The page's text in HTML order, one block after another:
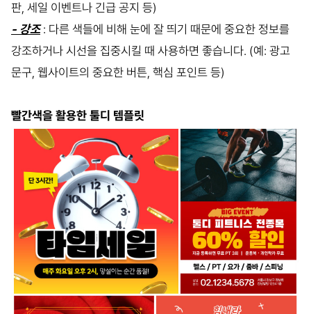
판, 세일 이벤트나 긴급 공지 등)
- 강조: 다른 색들에 비해 눈에 잘 띄기 때문에 중요한 정보를
강조하거나 시선을 집중시킬 때 사용하면 좋습니다. (예: 광고
문구, 웹사이트의 중요한 버튼, 핵심 포인트 등)
빨간색을 활용한 툴디 템플릿